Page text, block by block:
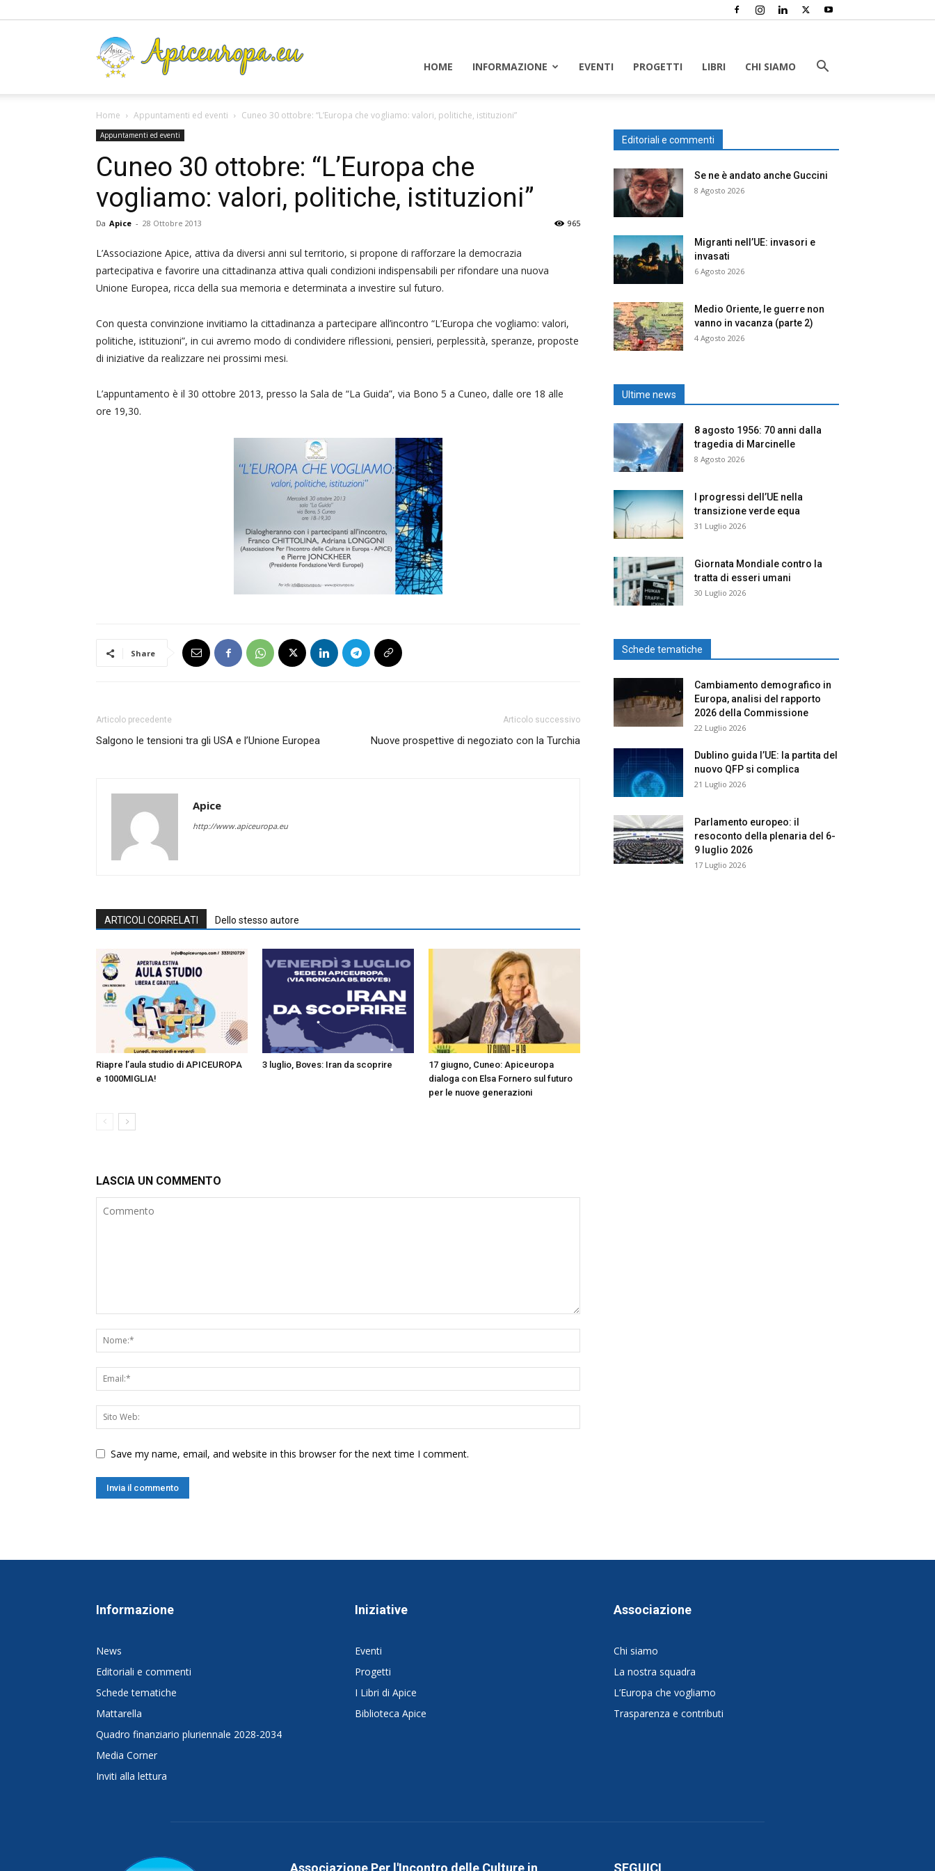
HOME INFORMAZIONE EVENTI PROGETTI LIBRI CHI SIAMO
Home Appuntamenti ed eventi Cuneo 30 ottobre: “L’Europa che vogliamo: valori, politiche, istituzioni”
Appuntamenti ed eventi
Cuneo 30 ottobre: “L’Europa che
vogliamo: valori, politiche, istituzioni”
Da Apice - 28 Ottobre 2013 965
L’Associazione Apice, attiva da diversi anni sul territorio, si propone di rafforzare la democrazia
partecipativa e favorire una cittadinanza attiva quali condizioni indispensabili per rifondare una nuova
Unione Europea, ricca della sua memoria e determinata a investire sul futuro.
Con questa convinzione invitiamo la cittadinanza a partecipare all’incontro “L’Europa che vogliamo: valori,
politiche, istituzioni”, in cui avremo modo di condividere riflessioni, pensieri, perplessità, speranze, proposte
di iniziative da realizzare nei prossimi mesi.
L’appuntamento è il 30 ottobre 2013, presso la Sala de “La Guida”, via Bono 5 a Cuneo, dalle ore 18 alle
ore 19,30.
Share
Articolo precedente
Salgono le tensioni tra gli USA e l’Unione Europea
Articolo successivo
Nuove prospettive di negoziato con la Turchia
Apice
http://www.apiceuropa.eu
ARTICOLI CORRELATI Dello stesso autore
Riapre l’aula studio di APICEUROPA
e 1000MIGLIA!
3 luglio, Boves: Iran da scoprire
17 giugno, Cuneo: Apiceuropa
dialoga con Elsa Fornero sul futuro
per le nuove generazioni
LASCIA UN COMMENTO
Save my name, email, and website in this browser for the next time I comment.
Editoriali e commenti
Se ne è andato anche Guccini
8 Agosto 2026
Migranti nell’UE: invasori e
invasati
6 Agosto 2026
Medio Oriente, le guerre non
vanno in vacanza (parte 2)
4 Agosto 2026
Ultime news
8 agosto 1956: 70 anni dalla
tragedia di Marcinelle
8 Agosto 2026
I progressi dell’UE nella
transizione verde equa
31 Luglio 2026
Giornata Mondiale contro la
tratta di esseri umani
30 Luglio 2026
Schede tematiche
Cambiamento demografico in
Europa, analisi del rapporto
2026 della Commissione
22 Luglio 2026
Dublino guida l’UE: la partita del
nuovo QFP si complica
21 Luglio 2026
Parlamento europeo: il
resoconto della plenaria del 6-
9 luglio 2026
17 Luglio 2026
Informazione
News
Editoriali e commenti
Schede tematiche
Mattarella
Quadro finanziario pluriennale 2028-2034
Media Corner
Inviti alla lettura
Iniziative
Eventi
Progetti
I Libri di Apice
Biblioteca Apice
Associazione
Chi siamo
La nostra squadra
L’Europa che vogliamo
Trasparenza e contributi
Associazione Per l'Incontro delle Culture in SEGUICI